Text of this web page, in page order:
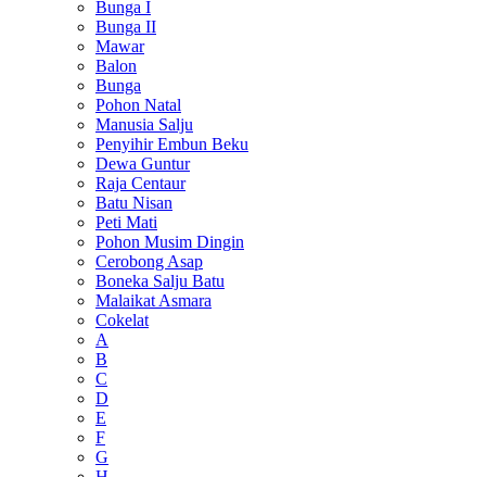
Bunga I
Bunga II
Mawar
Balon
Bunga
Pohon Natal
Manusia Salju
Penyihir Embun Beku
Dewa Guntur
Raja Centaur
Batu Nisan
Peti Mati
Pohon Musim Dingin
Cerobong Asap
Boneka Salju Batu
Malaikat Asmara
Cokelat
A
B
C
D
E
F
G